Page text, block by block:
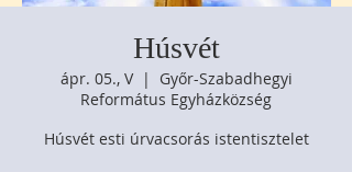
Húsvét
ápr. 05., V
  |
Győr-Szabadhegyi
Református Egyházközség
Húsvét esti úrvacsorás istentisztelet